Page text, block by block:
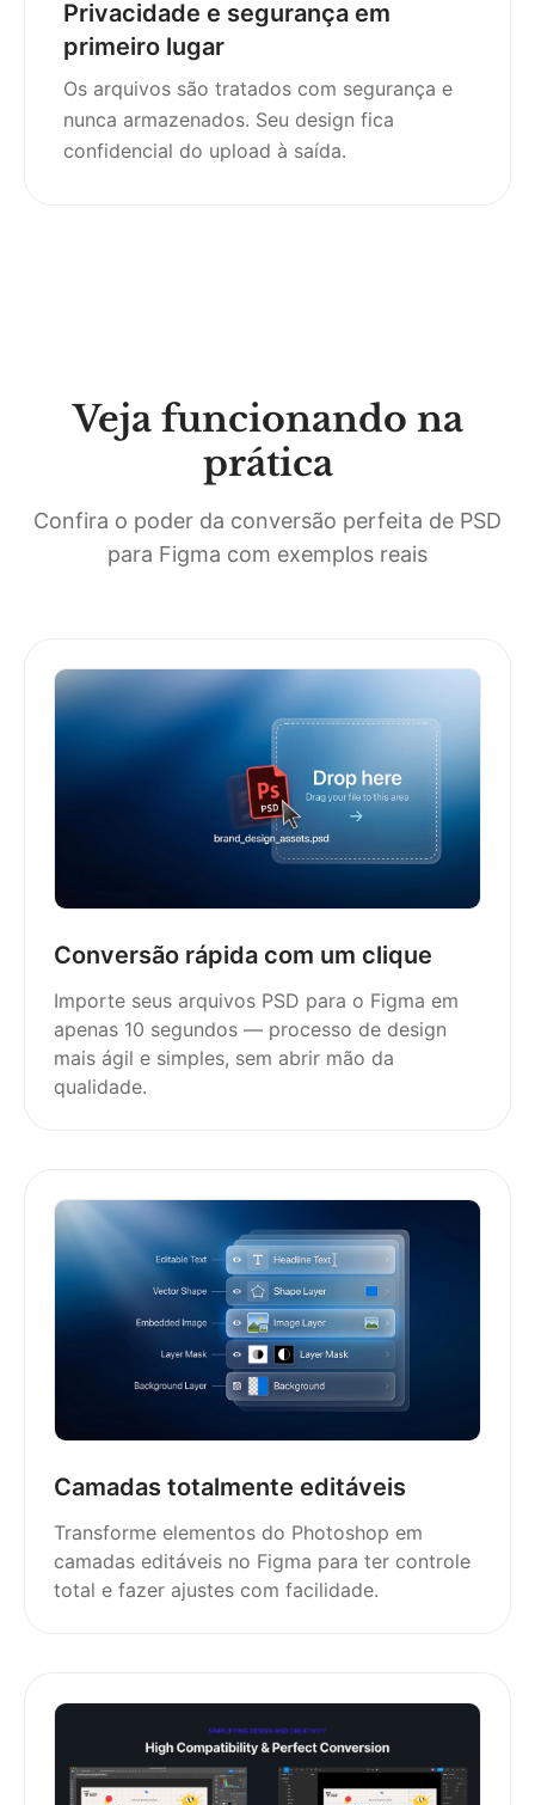
Privacidade e segurança em
primeiro lugar
Os arquivos são tratados com segurança e
nunca armazenados. Seu design fica
confidencial do upload à saída.
Veja funcionando na
prática
Confira o poder da conversão perfeita de PSD
para Figma com exemplos reais
Conversão rápida com um clique
Importe seus arquivos PSD para o Figma em
apenas 10 segundos — processo de design
mais ágil e simples, sem abrir mão da
qualidade.
Camadas totalmente editáveis
Transforme elementos do Photoshop em
camadas editáveis no Figma para ter controle
total e fazer ajustes com facilidade.